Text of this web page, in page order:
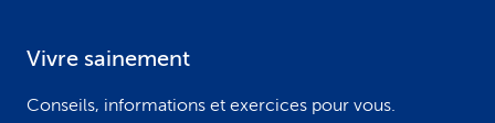
Vivre sainement
Conseils, informations et exercices pour vous.